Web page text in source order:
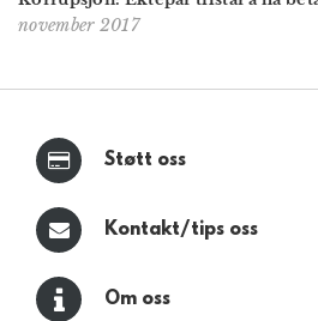
november 2017
Støtt oss
Kontakt/tips oss
Om oss